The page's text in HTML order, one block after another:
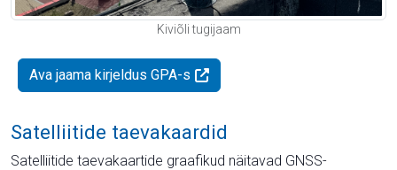
Kiviõli tugijaam
Ava jaama kirjeldus GPA-s
Satelliitide taevakaardid
Satelliitide taevakaartide graafikud näitavad GNSS-